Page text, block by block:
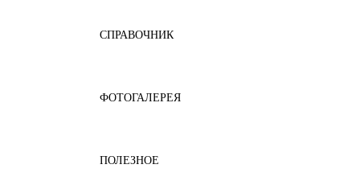
СПРАВОЧНИК
ФОТОГАЛЕРЕЯ
ПОЛЕЗНОЕ